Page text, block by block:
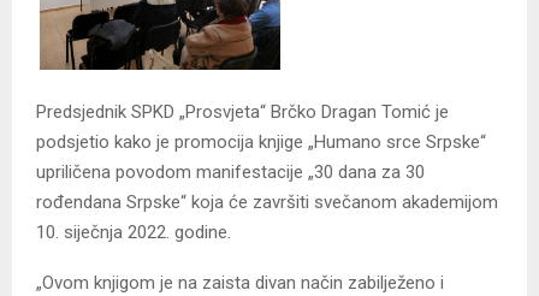
Predsjednik SPKD „Prosvjeta“ Brčko Dragan Tomić je
podsjetio kako je promocija knjige „Humano srce Srpske“
upriličena povodom manifestacije „30 dana za 30
rođendana Srpske“ koja će završiti svečanom akademijom
10. siječnja 2022. godine.
„Ovom knjigom je na zaista divan način zabilježeno i